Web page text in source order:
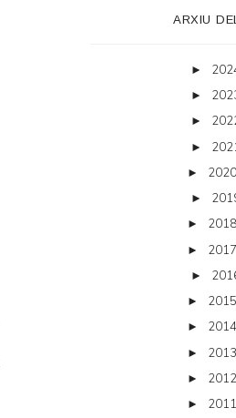
ARXIU
►
►
►
►
► 2020
►
► 2018
► 2017
►
► 2015
► 2014
► 2013
► 2012
► 2011